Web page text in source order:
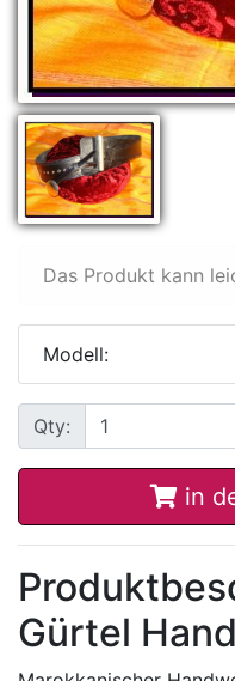
Das Produkt kann
Modell:
Qty:
in
Gürtel